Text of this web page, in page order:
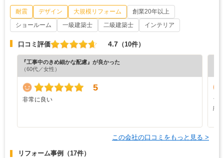
耐震 デザイン 大規模リフォーム
創業20年以上
ショールーム
一級建築士 二級建築士 インテリア
口コミ評価 4.7 （10件）
『工事中のきめ細かな配慮』が良かった
（60代／女性）
5
非常に良い
ち
総
この会社の口コミをもっと見る >
リフォーム事例 （17件）